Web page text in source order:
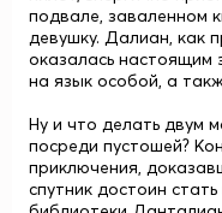
подвале, заваленном
девушку. Далиан, как
оказалась настоящим
на язык особой, а
Ну и что делать двум
посреди пустошей?
приключения,
спутник достоин